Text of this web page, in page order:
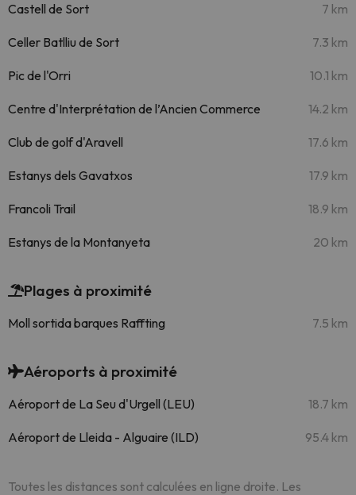
Castell de Sort 7 km
Celler Batlliu de Sort 7.3 km
Pic de l'Orri 10.1 km
Centre d'Interprétation de l’Ancien Commerce 14.2 km
Club de golf d'Aravell 17.6 km
Estanys dels Gavatxos 17.9 km
Francoli Trail 18.9 km
Estanys de la Montanyeta 20 km
Plages à proximité
Moll sortida barques Raffting 7.5 km
Aéroports à proximité
Aéroport de La Seu d'Urgell (LEU) 18.7 km
Aéroport de Lleida - Alguaire (ILD) 95.4 km
Toutes les distances sont calculées en ligne droite. Les